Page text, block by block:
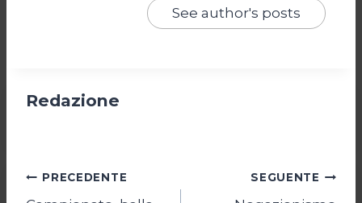
See author's posts
Redazione
Navigazione
PRECEDENTE SEGUENTE